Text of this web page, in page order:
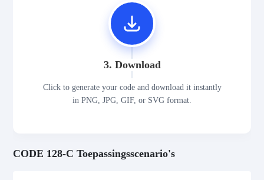
3. Download
Click to generate your code and download it instantly
in PNG, JPG, GIF, or SVG format.
CODE 128-C Toepassingsscenario's